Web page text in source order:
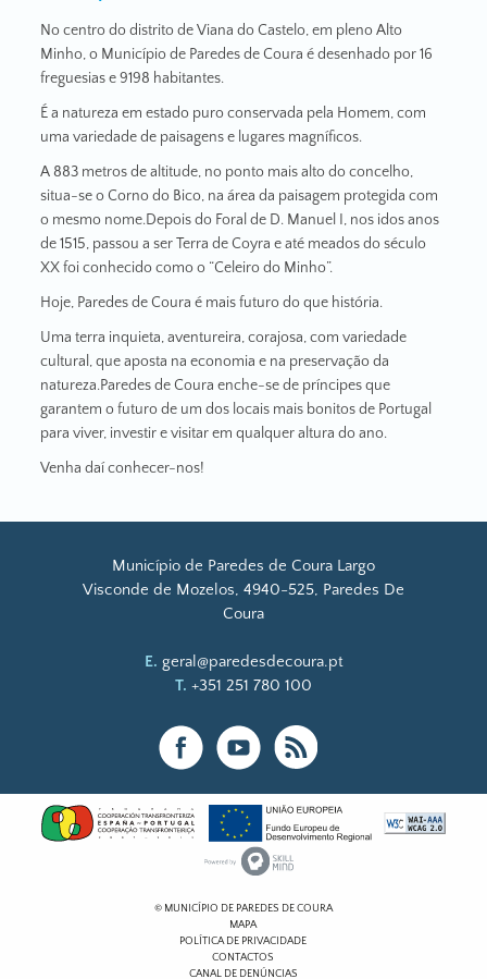
No centro do distrito de Viana do Castelo, em pleno Alto
Minho, o Município de Paredes de Coura é desenhado por 16
freguesias e 9198 habitantes.
É a natureza em estado puro conservada pela Homem, com
uma variedade de paisagens e lugares magníficos.
A 883 metros de altitude, no ponto mais alto do concelho,
situa-se o Corno do Bico, na área da paisagem protegida com
o mesmo nome.Depois do Foral de D. Manuel I, nos idos anos
de 1515, passou a ser Terra de Coyra e até meados do século
XX foi conhecido como o “Celeiro do Minho”.
Hoje, Paredes de Coura é mais futuro do que história.
Uma terra inquieta, aventureira, corajosa, com variedade
cultural, que aposta na economia e na preservação da
natureza.Paredes de Coura enche-se de príncipes que
garantem o futuro de um dos locais mais bonitos de Portugal
para viver, investir e visitar em qualquer altura do ano.
Venha daí conhecer-nos!
Município de Paredes de Coura Largo
Visconde de Mozelos, 4940-525, Paredes De
Coura
E. geral@paredesdecoura.pt
T. +351 251 780 100
© MUNICÍPIO DE PAREDES DE COURA
MAPA
POLÍTICA DE PRIVACIDADE
CONTACTOS
CANAL DE DENÚNCIAS